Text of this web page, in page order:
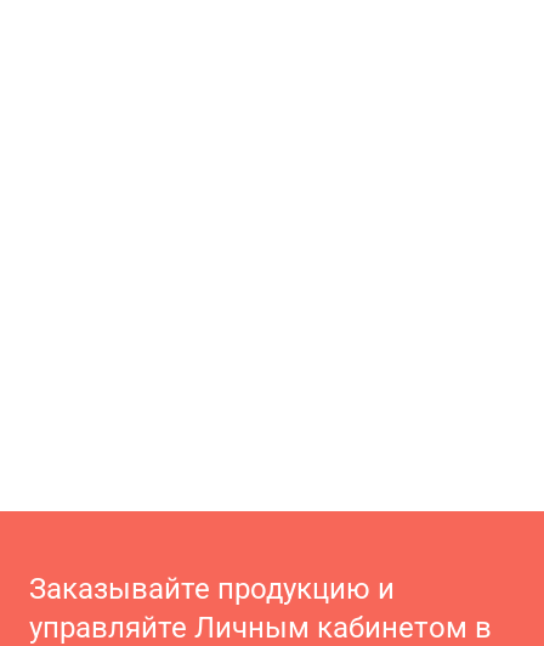
Заказывайте продукцию и
управляйте Личным кабинетом в